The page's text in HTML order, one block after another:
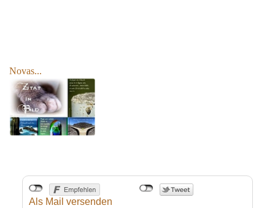
Novas...
Als Mail versenden